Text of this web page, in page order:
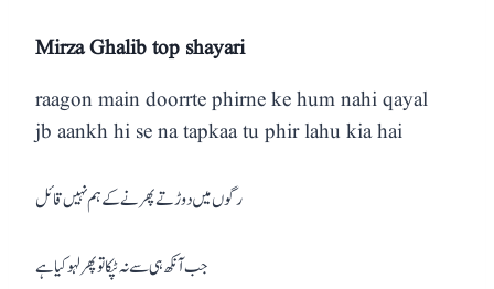
Mirza Ghalib top shayari
raagon main doorrte phirne ke hum nahi qayal
jb aankh hi se na tapkaa tu phir lahu kia hai
رگوں میں دوڑتے پھرنے کے ہم نہیں قائل
جب آنکھ ہی سے نہ ٹپکا تو پھر لہو کیا ہے